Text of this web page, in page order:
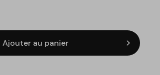
Ajouter au panier